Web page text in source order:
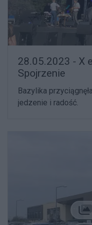
28.05.2023 - X
Spojrzenie
Bazylika
jedzenie i radość.